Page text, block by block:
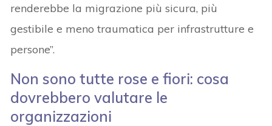
renderebbe la migrazione più sicura, più
gestibile e meno traumatica per infrastrutture e
persone”.
Non sono tutte rose e fiori: cosa
dovrebbero valutare le
organizzazioni